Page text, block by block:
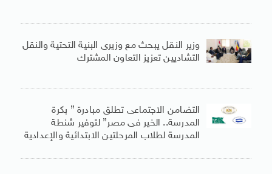
وزير النقل يبحث مع وزيرى البنية التحتية والنقل
التشاديين تعزيز التعاون المشترك
التضامن الاجتماعى تطلق مبادرة ” بكرة
المدرسة.. الخير فى مصر” لتوفير شنطة
المدرسة لطلاب المرحلتين الابتدائية والإعدادية